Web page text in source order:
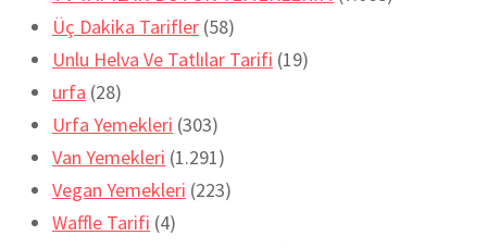
Üç Dakika Tarifler (58)
Unlu Helva Ve Tatlılar Tarifi (19)
urfa (28)
Urfa Yemekleri (303)
Van Yemekleri (1.291)
Vegan Yemekleri (223)
Waffle Tarifi (4)